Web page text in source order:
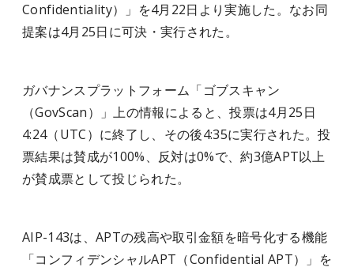
Confidentiality）」を4月22日より実施した。なお同
提案は4月25日に可決・実行された。
ガバナンスプラットフォーム「ゴブスキャン
（GovScan）」上の情報によると、投票は4月25日
4:24（UTC）に終了し、その後4:35に実行された。投
票結果は賛成が100%、反対は0%で、約3億APT以上
が賛成票として投じられた。
AIP-143は、APTの残高や取引金額を暗号化する機能
「コンフィデンシャルAPT（Confidential APT）」を